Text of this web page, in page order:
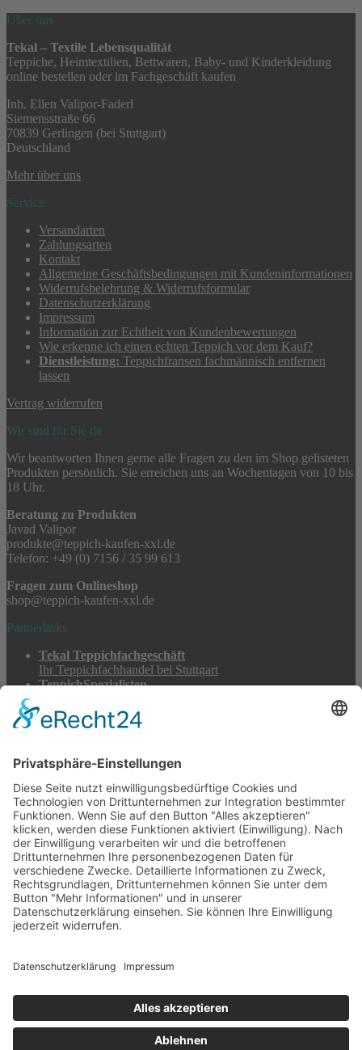
Über uns
Tekal – Textile Lebensqualität
Teppiche, Heimtextilien, Bettwaren, Baby- und Kinderkleidung
online bestellen oder im Fachgeschäft kaufen
Inh. Ellen Valipor-Faderl
Siemensstraße 66
70839 Gerlingen (bei Stuttgart)
Deutschland
Mehr über uns
Service
Versandarten
Zahlungsarten
Kontakt
Allgemeine Geschäftsbedingungen mit Kundeninformationen
Widerrufsbelehrung & Widerrufsformular
Datenschutzerklärung
Impressum
Information zur Echtheit von Kundenbewertungen
Wie erkenne ich einen echten Teppich vor dem Kauf?
Dienstleistung: Teppichfransen fachmännisch entfernen
lassen
Vertrag widerrufen
Wir sind für Sie da
Wir beantworten Ihnen gerne alle Fragen zu den im Shop gelisteten
Produkten persönlich. Sie erreichen uns an Wochentagen von 10 bis
18 Uhr.
Beratung zu Produkten
Javad Valipor
produkte@teppich-kaufen-xxl.de
Telefon: +49 (0) 7156 / 35 99 613
Fragen zum Onlineshop
shop@teppich-kaufen-xxl.de
Partnerlinks
Tekal Teppichfachgeschäft
Ihr Teppichfachhandel bei Stuttgart
TeppichSpezialisten
Stadtmühle Waldenbuch
Mühlenprodukte, Säfte, Tiernahrung & Züchterbedarf
Pyrotechnik online bestellen
© 2017-2026 ·Tekal – Textile Lebensqualität| Einzelstücke mit
Charakter – Exklusive moderne Teppiche und handverlesene
Orientteppiche
Alle Preise inkl. der gesetzlichen MwSt. · Die durchgestrichenen Preise
entsprechen, sofern nicht anders angegeben, den bisherigen Preisen in
unserem Shop.
Cookie-Einstellungen
Warenkorb 0
Shaggy Langflorteppich Uni Beige ca. 170 x 240 cm